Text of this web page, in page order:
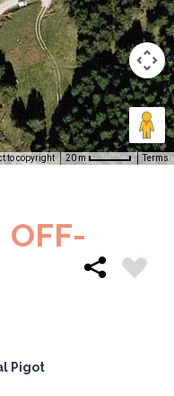
to copyright 20 m Terms
OFF-
Pigot